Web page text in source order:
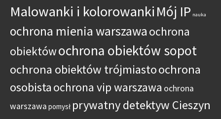
Malowanki i kolorowanki Mój IP nauka
ochrona mienia warszawa ochrona
obiektówochrona obiektów sopot
ochrona obiektów trójmiastoochrona
osobista ochrona vip warszawa ochrona
warszawa pomysł prywatny detektyw Cieszyn